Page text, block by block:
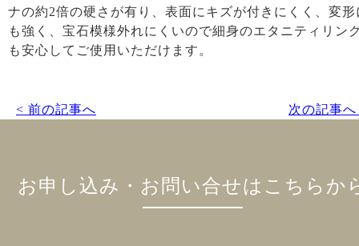
ナの約2倍の硬さが有り、表面にキズが付きにくく、変形
も強く、宝石模様外れにくいので細身のエタニティリン
も安心してご使用いただけます。
< 前の記事へ 次の記事
お申し込み・お問い合せはこちらか